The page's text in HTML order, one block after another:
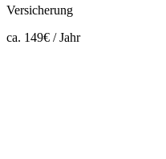
Versicherung
ca. 149€ / Jahr